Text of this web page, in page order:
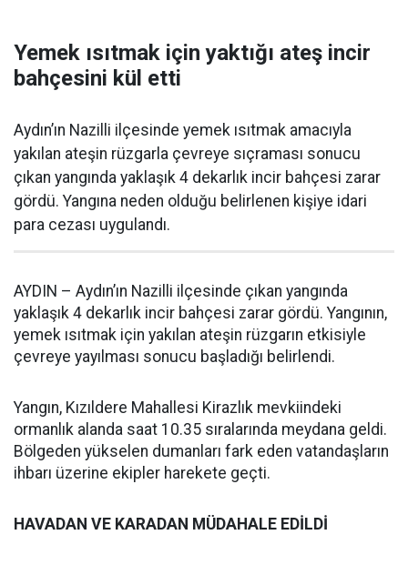
Yemek ısıtmak için yaktığı ateş incir
bahçesini kül etti
Aydın’ın Nazilli ilçesinde yemek ısıtmak amacıyla
yakılan ateşin rüzgarla çevreye sıçraması sonucu
çıkan yangında yaklaşık 4 dekarlık incir bahçesi zarar
gördü. Yangına neden olduğu belirlenen kişiye idari
para cezası uygulandı.
AYDIN – Aydın’ın Nazilli ilçesinde çıkan yangında
yaklaşık 4 dekarlık incir bahçesi zarar gördü. Yangının,
yemek ısıtmak için yakılan ateşin rüzgarın etkisiyle
çevreye yayılması sonucu başladığı belirlendi.
Yangın, Kızıldere Mahallesi Kirazlık mevkiindeki
ormanlık alanda saat 10.35 sıralarında meydana geldi.
Bölgeden yükselen dumanları fark eden vatandaşların
ihbarı üzerine ekipler harekete geçti.
HAVADAN VE KARADAN MÜDAHALE EDİLDİ